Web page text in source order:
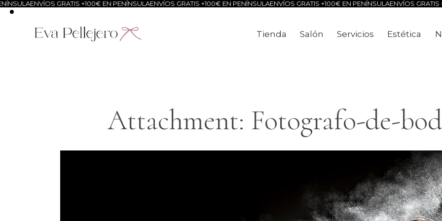
ENVÍOS GRATIS +100€ EN PENÍNSULAENVÍOS GRATIS +100€ EN PENÍNSULAENVÍOS GRATIS +100€ EN PENÍNSULAENVÍOS GRATIS
Tienda Salón Servicios Estética
Attachment: Fotografo-de-